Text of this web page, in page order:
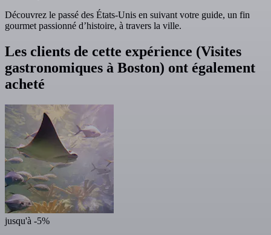
Découvrez le passé des États-Unis en suivant votre guide, un fin
gourmet passionné d’histoire, à travers la ville.
Les clients de cette expérience (Visites
gastronomiques à Boston) ont également
acheté
jusqu'à -5%